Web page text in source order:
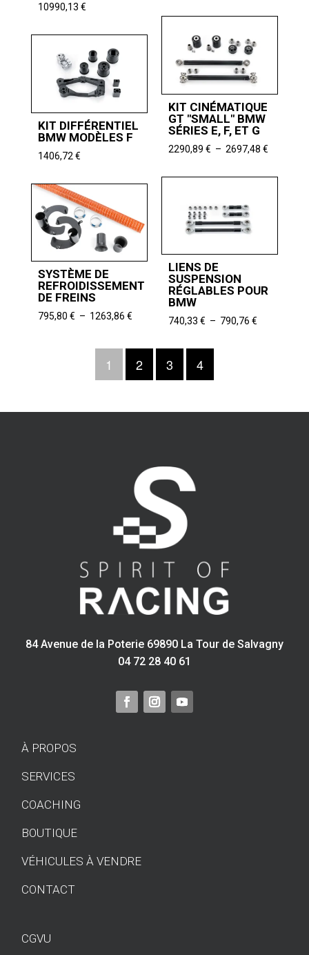
prix :
10990,13 €Plage
prix :
10712,60 €
à
10990,13 €
KIT CINÉMATIQUE
GT "SMALL" BMW
SÉRIES E, F, ET G
2290,89 € – 2697,48 €Plage
prix :
KIT DIFFÉRENTIEL
BMW MODÈLES F
1406,72 €
LIENS DE
SUSPENSION
RÉGLABLES POUR
BMW
740,33 € – 790,76 €Plage
SYSTÈME DE
REFROIDISSEMENT
DE FREINS
795,80 € – 1263,86 €Plage
à
1 2 3 4
84 Avenue de la Poterie 69890 La Tour de Salvagny
04 72 28 40 61
À PROPOS
SERVICES
COACHING
BOUTIQUE
VÉHICULES À VENDRE
CONTACT
CGVU